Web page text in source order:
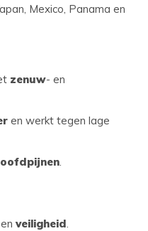
Mexico, Panama en
zenuw- en
en werkt tegen lage
.
en veiligheid.